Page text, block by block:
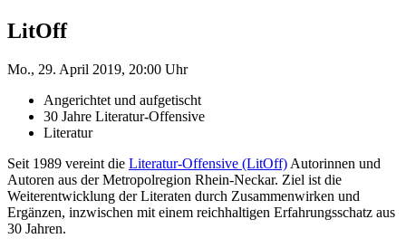
LitOff
Mo., 29. April 2019, 20:00 Uhr
Angerichtet und aufgetischt
30 Jahre Literatur-Offensive
Literatur
Seit 1989 vereint die Literatur-Offensive (LitOff) Autorinnen und
Autoren aus der Metropolregion Rhein-Neckar. Ziel ist die
Weiterentwicklung der Literaten durch Zusammenwirken und
Ergänzen, inzwischen mit einem reichhaltigen Erfahrungsschatz aus
30 Jahren.